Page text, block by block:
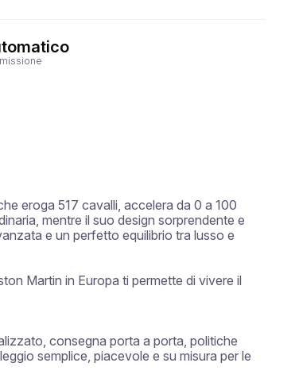
eroga 517 cavalli, accelera da 0 a 100
mentre il suo design sorprendente e
e un perfetto equilibrio tra lusso e
Martin in Europa ti permette di vivere il
consegna porta a porta, politiche
semplice, piacevole e su misura per le